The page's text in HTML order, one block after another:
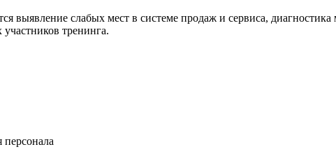
выявление слабых мест в системе продаж и сервиса,
тренинга.
персонала